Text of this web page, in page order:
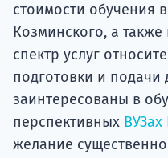
стоимости обучения
Козминского, а
спектр услуг
подготовки и подачи
заинтересованы в
перспективных
желание